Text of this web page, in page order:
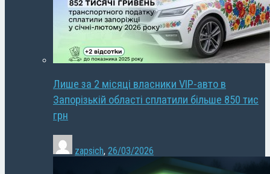
Лише за 2 місяці власники VIP-авто в
Запорізькій області сплатили більше 850 тис
грн
zapsich, 26/03/2026